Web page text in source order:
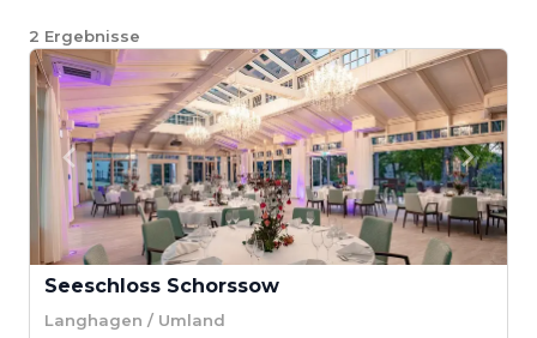
2 Ergebnisse
Seeschloss Schorssow
Langhagen / Umland